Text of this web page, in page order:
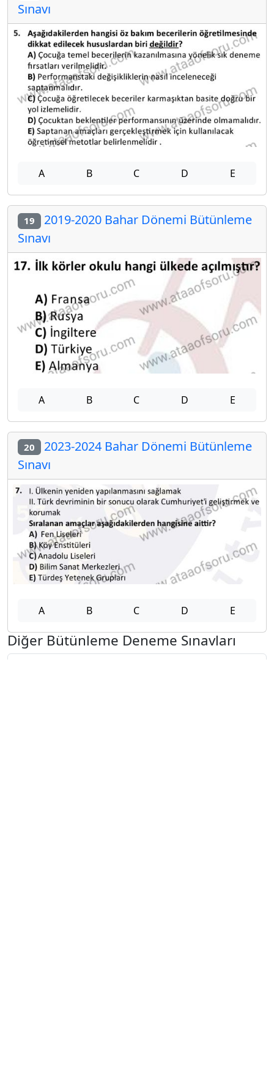
Sınavı
A B C D E
19 2019-2020 Bahar Dönemi Bütünleme
Sınavı
A B C D E
20 2023-2024 Bahar Dönemi Bütünleme
Sınavı
A B C D E
Diğer Bütünleme Deneme Sınavları